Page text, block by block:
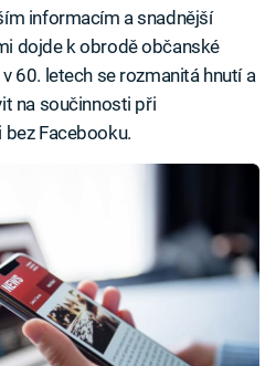
informacím a snadnější
dojde k obrodě občanské
60. letech se rozmanitá hnutí a
na součinnosti při
Facebooku.